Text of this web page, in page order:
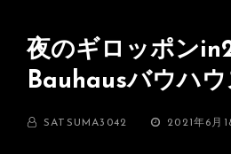
夜のギロッポン
Bauhausバウハウ
BY SATSUMA3042
投
2021年6月